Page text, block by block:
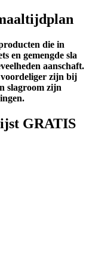
die in
en gemengde sla
aanschaft.
zijn bij
slagroom zijn
GRATIS